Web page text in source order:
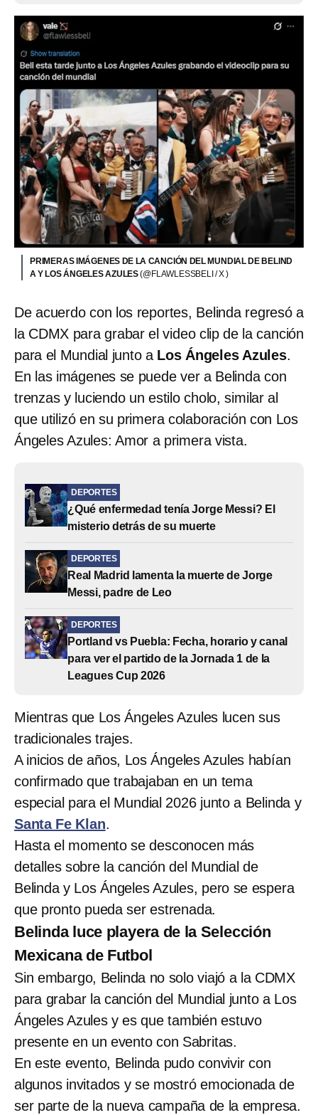
PRIMERAS IMÁGENES DE LA CANCIÓN DEL MUNDIAL DE BELIND
A Y LOS ÁNGELES AZULES(@FLAWLESSBELI / X )
De acuerdo con los reportes, Belinda regresó a
la CDMX para grabar el video clip de la canción
para el Mundial junto a Los Ángeles Azules.
En las imágenes se puede ver a Belinda con
trenzas y luciendo un estilo cholo, similar al
que utilizó en su primera colaboración con Los
Ángeles Azules: Amor a primera vista.
DEPORTES
¿Qué enfermedad tenía Jorge Messi? El
misterio detrás de su muerte
DEPORTES
Real Madrid lamenta la muerte de Jorge
Messi, padre de Leo
DEPORTES
Portland vs Puebla: Fecha, horario y canal
para ver el partido de la Jornada 1 de la
Leagues Cup 2026
Mientras que Los Ángeles Azules lucen sus
tradicionales trajes.
A inicios de años, Los Ángeles Azules habían
confirmado que trabajaban en un tema
especial para el Mundial 2026 junto a Belinda y
Santa Fe Klan.
Hasta el momento se desconocen más
detalles sobre la canción del Mundial de
Belinda y Los Ángeles Azules, pero se espera
que pronto pueda ser estrenada.
Belinda luce playera de la Selección
Mexicana de Futbol
Sin embargo, Belinda no solo viajó a la CDMX
para grabar la canción del Mundial junto a Los
Ángeles Azules y es que también estuvo
presente en un evento con Sabritas.
En este evento, Belinda pudo convivir con
algunos invitados y se mostró emocionada de
ser parte de la nueva campaña de la empresa.